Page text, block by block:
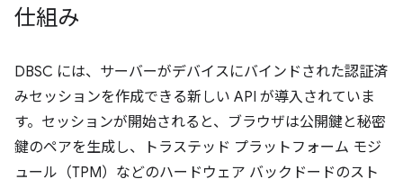
仕組み
DBSC には、サーバーがデバイスにバインドされた認証済
みセッションを作成できる新しい API が導入されていま
す。セッションが開始されると、ブラウザは公開鍵と秘密
鍵のペアを生成し、トラステッド プラットフォーム モジ
ュール（TPM）などのハードウェア バックドードのスト